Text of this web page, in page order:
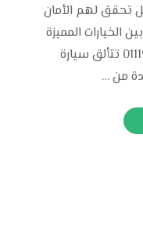
تحقق لهم الأمان
الخيارات المميزة
التي توفر هذه المزايا جميعا 01119940301 تتألق سيارة